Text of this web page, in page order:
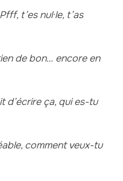
t’es nul·le, t’as
de bon… encore en
d’écrire ça, qui es-tu
comment veux-tu